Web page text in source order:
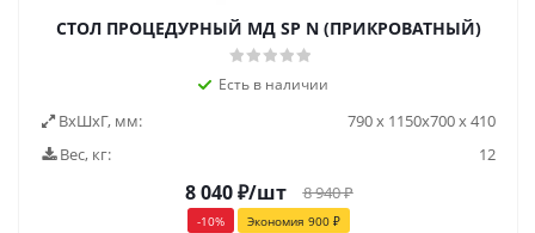
СТОЛ ПРОЦЕДУРНЫЙ МД SP N (ПРИКРОВАТНЫЙ)
Есть в наличии
ВxШxГ, мм:
790 х 1150х700 х 410
Вес, кг:
12
8 040₽/шт 8 940₽
-10% Экономия 900 ₽